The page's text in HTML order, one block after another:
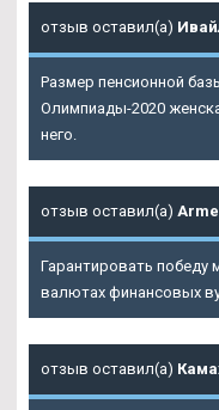
отзыв оставил(а)
Размер пенсионной
Олимпиады-2020
него.
отзыв оставил(а)
Гарантировать победу
валютах финансовых
отзыв оставил(а)